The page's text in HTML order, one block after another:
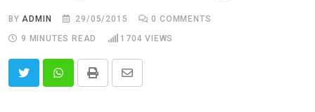
BY ADMIN 29/05/2015 0 COMMENTS
9 MINUTES READ
1704 VIEWS
Print
Share